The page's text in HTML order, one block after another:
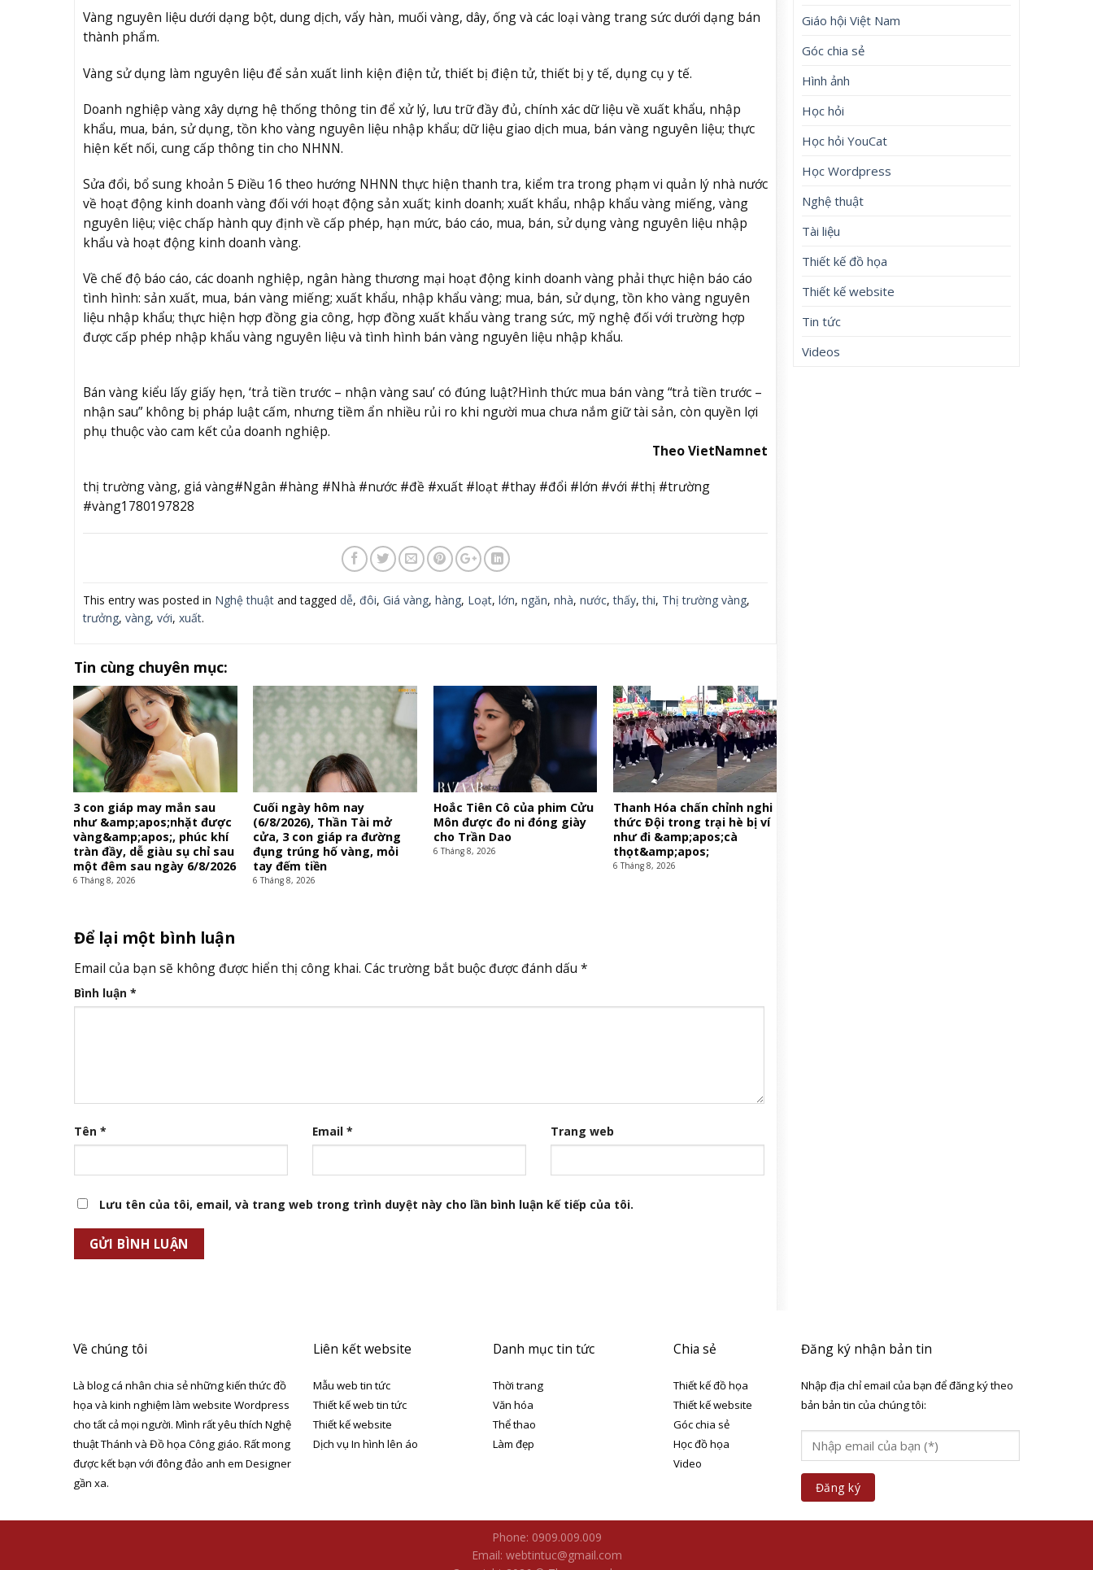
Vàng nguyên liệu dưới dạng bột, dung dịch, vẩy hàn, muối vàng, dây, ống và các loại vàng trang sức dưới dạng bán
thành phẩm.
Vàng sử dụng làm nguyên liệu để sản xuất linh kiện điện tử, thiết bị điện tử, thiết bị y tế, dụng cụ y tế.
Doanh nghiệp vàng xây dựng hệ thống thông tin để xử lý, lưu trữ đầy đủ, chính xác dữ liệu về xuất khẩu, nhập
khẩu, mua, bán, sử dụng, tồn kho vàng nguyên liệu nhập khẩu; dữ liệu giao dịch mua, bán vàng nguyên liệu; thực
hiện kết nối, cung cấp thông tin cho NHNN.
Sửa đổi, bổ sung khoản 5 Điều 16 theo hướng NHNN thực hiện thanh tra, kiểm tra trong phạm vi quản lý nhà nước
về hoạt động kinh doanh vàng đối với hoạt động sản xuất; kinh doanh; xuất khẩu, nhập khẩu vàng miếng, vàng
nguyên liệu; việc chấp hành quy định về cấp phép, hạn mức, báo cáo, mua, bán, sử dụng vàng nguyên liệu nhập
khẩu và hoạt động kinh doanh vàng.
Về chế độ báo cáo, các doanh nghiệp, ngân hàng thương mại hoạt động kinh doanh vàng phải thực hiện báo cáo
tình hình: sản xuất, mua, bán vàng miếng; xuất khẩu, nhập khẩu vàng; mua, bán, sử dụng, tồn kho vàng nguyên
liệu nhập khẩu; thực hiện hợp đồng gia công, hợp đồng xuất khẩu vàng trang sức, mỹ nghệ đối với trường hợp
được cấp phép nhập khẩu vàng nguyên liệu và tình hình bán vàng nguyên liệu nhập khẩu.
Bán vàng kiểu lấy giấy hẹn, ‘trả tiền trước – nhận vàng sau’ có đúng luật?Hình thức mua bán vàng “trả tiền trước –
nhận sau” không bị pháp luật cấm, nhưng tiềm ẩn nhiều rủi ro khi người mua chưa nắm giữ tài sản, còn quyền lợi
phụ thuộc vào cam kết của doanh nghiệp.
Theo VietNamnet
thị trường vàng, giá vàng#Ngân #hàng #Nhà #nước #đề #xuất #loạt #thay #đổi #lớn #với #thị #trường
#vàng1780197828
This entry was posted in Nghệ thuậtand tagged dễ, đôi, Giá vàng, hàng, Loạt, lớn, ngăn, nhà, nước,thấy,thi, Thị trường vàng,
trưởng, vàng, với, xuất.
Tin cùng chuyên mục:
3 con giáp may mắn sau
như &amp;apos;nhặt được
vàng&amp;apos;, phúc khí
tràn đầy, dễ giàu sụ chỉ sau
một đêm sau ngày 6/8/2026
6 Tháng 8, 2026
Cuối ngày hôm nay
(6/8/2026), Thần Tài mở
cửa, 3 con giáp ra đường
đụng trúng hố vàng, mỏi
tay đếm tiền
6 Tháng 8, 2026
Hoắc Tiên Cô của phim Cửu
Môn được đo ni đóng giày
cho Trần Dao
6 Tháng 8, 2026
Thanh Hóa chấn chỉnh nghi
thức Đội trong trại hè bị ví
như đi &amp;apos;cà
thọt&amp;apos;
6 Tháng 8, 2026
Để lại một bình luận
Email của bạn sẽ không được hiển thị công khai. Các trường bắt buộc được đánh dấu *
Bình luận *
Tên * Email * Trang web
Lưu tên của tôi, email, và trang web trong trình duyệt này cho lần bình luận kế tiếp của tôi.
Giáo hội Việt Nam
Góc chia sẻ
Hình ảnh
Học hỏi
Học hỏi YouCat
Học Wordpress
Nghệ thuật
Tài liệu
Thiết kế đồ họa
Thiết kế website
Tin tức
Videos
Về chúng tôi
Là blog cá nhân chia sẻ những kiến thức đồ
họa và kinh nghiệm làm website Wordpress
cho tất cả mọi người. Mình rất yêu thích Nghệ
thuật Thánh và Đồ họa Công giáo. Rất mong
được kết bạn với đông đảo anh em Designer
gần xa.
Liên kết website
Mẫu web tin tức
Thiết kế web tin tức
Thiết kế website
Dịch vụ In hình lên áo
Danh mục tin tức
Thời trang
Văn hóa
Thể thao
Làm đẹp
Chia sẻ
Thiết kế đồ họa
Thiết kế website
Góc chia sẻ
Học đồ họa
Video
Đăng ký nhận bản tin
Nhập địa chỉ email của bạn để đăng ký theo
bản bản tin của chúng tôi:
Phone: 0909.009.009
Email: webtintuc@gmail.com